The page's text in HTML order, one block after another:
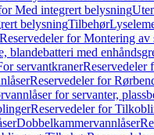
Med integrert belysning
belysningTilbehør
Reservedeler for Montering av
blandebatteri med
servantkranerReservedeler
Reservedeler for
for servanter,
Reservedeler for
Dobbelkammervannlåser